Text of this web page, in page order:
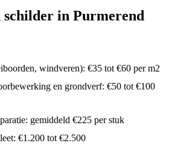
schilder in Purmerend
windveren): €35 tot €60 per m2
en grondverf: €50 tot €100
gemiddeld €225 per stuk
€1.200 tot €2.500